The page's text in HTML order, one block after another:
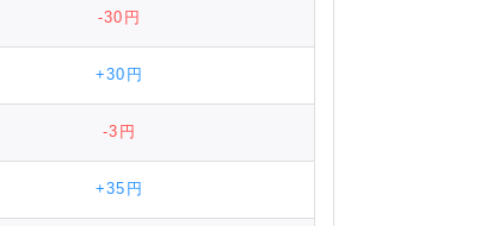
-30円
+30円
-3円
+35円